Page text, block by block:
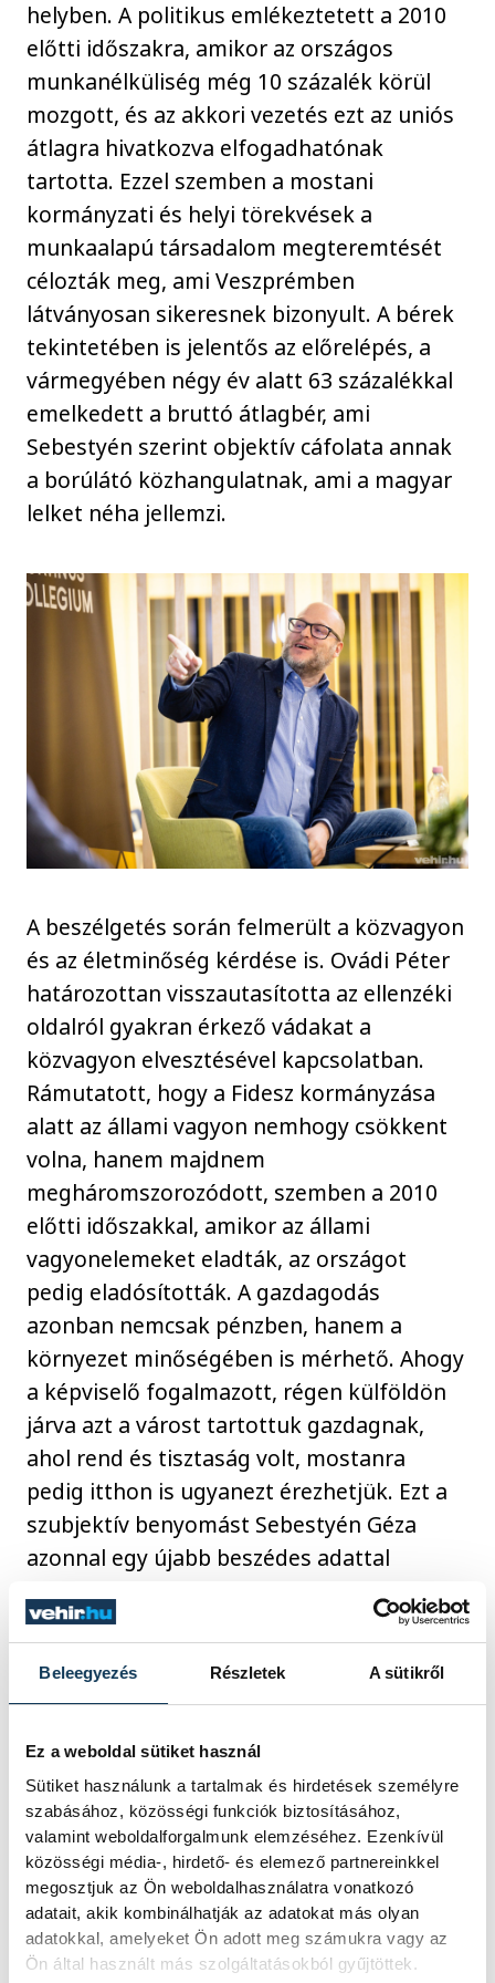
Beleegyezés Részletek A sütikről
Ez a weboldal sütiket használ
Sütiket használunk a tartalmak és hirdetések személyre
szabásához, közösségi funkciók biztosításához,
valamint weboldalforgalmunk elemzéséhez. Ezenkívül
közösségi média-, hirdető- és elemező partnereinkkel
megosztjuk az Ön weboldalhasználatra vonatkozó
adatait, akik kombinálhatják az adatokat más olyan
adatokkal, amelyeket Ön adott meg számukra vagy az
Ön által használt más szolgáltatásokból gyűjtöttek.
helyben. A politikus emlékeztetett a 2010
előtti időszakra, amikor az országos
munkanélküliség még 10 százalék körül
mozgott, és az akkori vezetés ezt az uniós
átlagra hivatkozva elfogadhatónak
tartotta. Ezzel szemben a mostani
kormányzati és helyi törekvések a
munkaalapú társadalom megteremtését
célozták meg, ami Veszprémben
látványosan sikeresnek bizonyult. A bérek
tekintetében is jelentős az előrelépés, a
vármegyében négy év alatt 63 százalékkal
emelkedett a bruttó átlagbér, ami
Sebestyén szerint objektív cáfolata annak
a borúlátó közhangulatnak, ami a magyar
lelket néha jellemzi.
A beszélgetés során felmerült a közvagyon
és az életminőség kérdése is. Ovádi Péter
határozottan visszautasította az ellenzéki
oldalról gyakran érkező vádakat a
közvagyon elvesztésével kapcsolatban.
Rámutatott, hogy a Fidesz kormányzása
alatt az állami vagyon nemhogy csökkent
volna, hanem majdnem
megháromszorozódott, szemben a 2010
előtti időszakkal, amikor az állami
vagyonelemeket eladták, az országot
pedig eladósították. A gazdagodás
azonban nemcsak pénzben, hanem a
környezet minőségében is mérhető. Ahogy
a képviselő fogalmazott, régen külföldön
járva azt a várost tartottuk gazdagnak,
ahol rend és tisztaság volt, mostanra
pedig itthon is ugyanezt érezhetjük. Ezt a
szubjektív benyomást Sebestyén Géza
azonnal egy újabb beszédes adattal
támasztotta alá, ezalapján 2020 és 2024
között Veszprém volt a harmadik olyan
mértékben, összesen 23 százalékkal nőtt a